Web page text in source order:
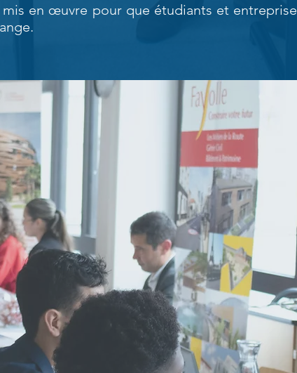
en œuvre pour que étudiants et
nous pour plus